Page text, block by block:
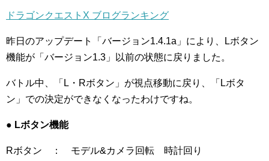
ドラゴンクエストX ブログランキング
昨日のアップデート「バージョン1.4.1a」により、Lボタン
機能が「バージョン1.3」以前の状態に戻りました。
バトル中、「L・Rボタン」が視点移動に戻り、「Lボタ
ン」での決定ができなくなったわけですね。
● Lボタン機能
Rボタン ： モデル&カメラ回転 時計回り